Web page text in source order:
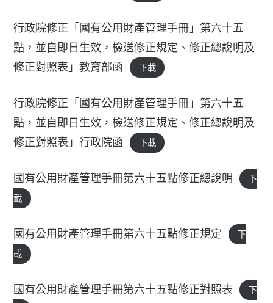
行政院修正「國有公用財產管理手冊」第六十五
點，並自即日生效，檢送修正規定、修正總說明及
修正對照表」教育部函
下載
行政院修正「國有公用財產管理手冊」第六十五
點，並自即日生效，檢送修正規定、修正總說明及
修正對照表」行政院函
下載
國有公用財產管理手冊第六十五點修正總說明
下
載
國有公用財產管理手冊第六十五點修正規定
下
載
國有公用財產管理手冊第六十五點修正對照表
下